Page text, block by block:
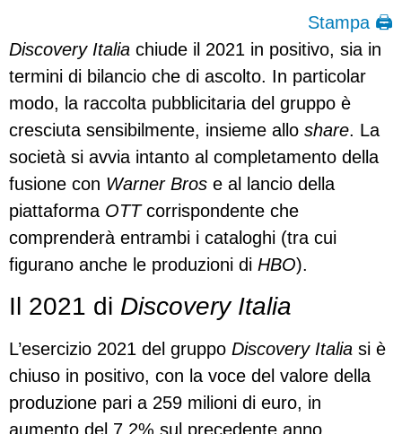
Stampa 🖨
Discovery Italia chiude il 2021 in positivo, sia in
termini di bilancio che di ascolto. In particolar
modo, la raccolta pubblicitaria del gruppo è
cresciuta sensibilmente, insieme allo share. La
società si avvia intanto al completamento della
fusione con Warner Bros e al lancio della
piattaforma OTTcorrispondente che
comprenderà entrambi i cataloghi (tra cui
figurano anche le produzioni di HBO).
Il 2021 di Discovery Italia
L’esercizio 2021 del gruppo Discovery Italia si è
chiuso in positivo, con la voce del valore della
produzione pari a 259 milioni di euro, in
aumento del 7,2% sul precedente anno.